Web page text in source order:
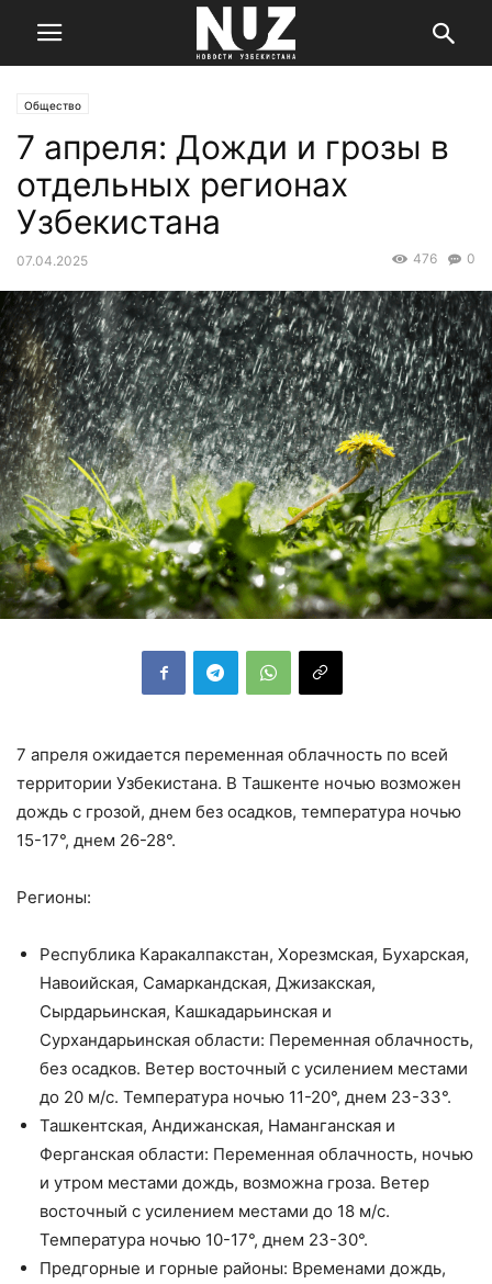
Общество
7 апреля: Дожди и грозы в
отдельных регионах
Узбекистана
07.04.2025 0
476
7 апреля ожидается переменная облачность по всей
территории Узбекистана. В Ташкенте ночью возможен
дождь с грозой, днем без осадков, температура ночью
15-17°, днем 26-28°.
Регионы:
Республика Каракалпакстан, Хорезмская, Бухарская,
Навоийская, Самаркандская, Джизакская,
Сырдарьинская, Кашкадарьинская и
Сурхандарьинская области: Переменная облачность,
без осадков. Ветер восточный с усилением местами
до 20 м/с. Температура ночью 11-20°, днем 23-33°.
Ташкентская, Андижанская, Наманганская и
Ферганская области: Переменная облачность, ночью
и утром местами дождь, возможна гроза. Ветер
восточный с усилением местами до 18 м/с.
Температура ночью 10-17°, днем 23-30°.
Предгорные и горные районы: Временами дождь,